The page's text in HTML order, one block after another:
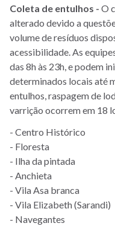
Coleta de entulhos - O
alterado devido a
volume de resíduos
acessibilidade. As
das 8h às 23h, e podem
determinados locais até
entulhos,raspagem de
varrição ocorrem em 18
- Centro Histórico
- Floresta
- Ilha da pintada
- Anchieta
- Vila Asa branca
- Vila Elizabeth (Sarandi)
- Navegantes